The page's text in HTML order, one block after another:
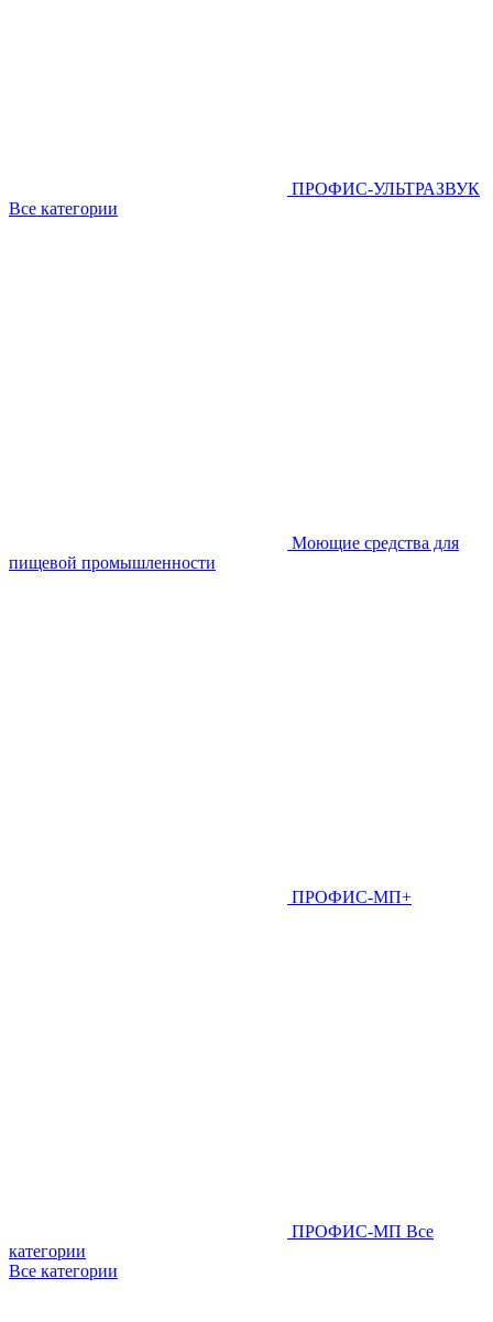
ПРОФИС-УЛЬТРАЗВУК
Все категории
Моющие средства для
пищевой промышленности
ПРОФИС-МП+
ПРОФИС-МП Все
категории
Все категории